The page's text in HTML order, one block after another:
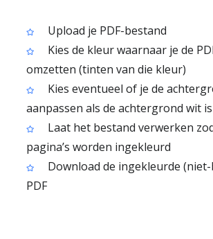
Upload je PDF-bestand
Kies de kleur waarnaar je de
omzetten (tinten van die kleur)
Kies eventueel of je de
aanpassen als de achtergrond wit is
Laat het bestand verwerken
pagina’s worden ingekleurd
Download de ingekleurde
PDF